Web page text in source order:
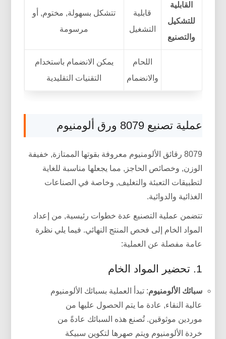
القابلية
للتشكيل
والتصنيع
قابلية
التشغيل
تتشكل بسهولة, مختوم, أو
مرسومة
اللحام
والانضمام
يمكن الانضمام باستخدام
التقنيات التقليدية
عملية تصنيع 8079 ورق ألومنيوم
8079 رقائق الألومنيوم معروفة بقوتها الممتازة, خفيفة
الوزن, وخصائص الحاجز, مما يجعلها مناسبة للغاية
لتطبيقات التعبئة والتغليف, وخاصة في الصناعات
الغذائية والدوائية.
تتضمن عملية التصنيع عدة خطوات رئيسية, من إعداد
المواد الخام إلى فحص المنتج النهائي. فيما يلي نظرة
عامة مفصلة عن العملية:
1. تحضير المواد الخام
سبائك الألومنيوم: تبدأ العملية بسبائك الألومنيوم
عالية النقاء, عادة ما يتم الحصول عليها من
موردين موثوقين. تُصنع هذه السبائك عادةً من
خردة الألومنيوم ويتم صهرها لتكوين سبيكة